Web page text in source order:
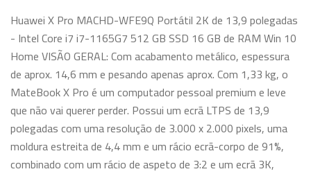
Huawei X Pro MACHD-WFE9Q Portátil 2K de 13,9 polegadas
- Intel Core i7 i7-1165G7 512 GB SSD 16 GB de RAM Win 10
Home VISÃO GERAL: Com acabamento metálico, espessura
de aprox. 14,6 mm e pesando apenas aprox. Com 1,33 kg, o
MateBook X Pro é um computador pessoal premium e leve
que não vai querer perder. Possui um ecrã LTPS de 13,9
polegadas com uma resolução de 3.000 x 2.000 pixels, uma
moldura estreita de 4,4 mm e um rácio ecrã-corpo de 91%,
combinado com um rácio de aspeto de 3:2 e um ecrã 3K,